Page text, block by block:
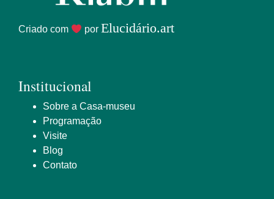
Criado com por Elucidário.art
Institucional
Sobre a Casa-museu
Programação
Visite
Blog
Contato